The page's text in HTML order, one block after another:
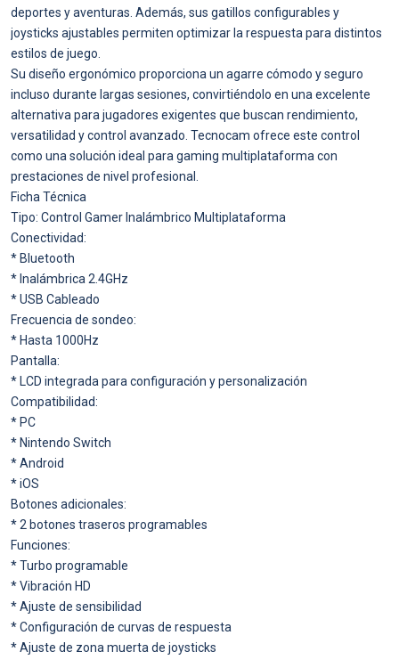
deportes y aventuras. Además, sus gatillos configurables y
joysticks ajustables permiten optimizar la respuesta para distintos
estilos de juego.
Su diseño ergonómico proporciona un agarre cómodo y seguro
incluso durante largas sesiones, convirtiéndolo en una excelente
alternativa para jugadores exigentes que buscan rendimiento,
versatilidad y control avanzado. Tecnocam ofrece este control
como una solución ideal para gaming multiplataforma con
prestaciones de nivel profesional.
Ficha Técnica
Tipo: Control Gamer Inalámbrico Multiplataforma
Conectividad:
* Bluetooth
* Inalámbrica 2.4GHz
* USB Cableado
Frecuencia de sondeo:
* Hasta 1000Hz
Pantalla:
* LCD integrada para configuración y personalización
Compatibilidad:
* PC
* Nintendo Switch
* Android
* iOS
Botones adicionales:
* 2 botones traseros programables
Funciones:
* Turbo programable
* Vibración HD
* Ajuste de sensibilidad
* Configuración de curvas de respuesta
* Ajuste de zona muerta de joysticks